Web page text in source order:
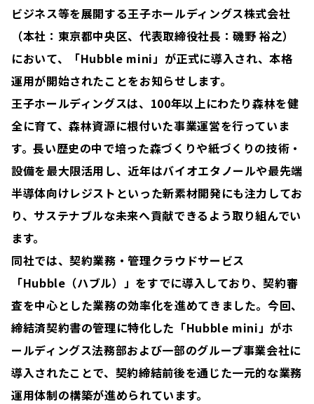
ビジネス等を展開する王子ホールディングス株式会社
（本社：東京都中央区、代表取締役社長：磯野 裕之）
において、「Hubble mini」が正式に導入され、本格
運用が開始されたことをお知らせします。
王子ホールディングスは、100年以上にわたり森林を健
全に育て、森林資源に根付いた事業運営を行っていま
す。長い歴史の中で培った森づくりや紙づくりの技術・
設備を最大限活用し、近年はバイオエタノールや最先端
半導体向けレジストといった新素材開発にも注力してお
り、サステナブルな未来へ貢献できるよう取り組んでい
ます。
同社では、契約業務・管理クラウドサービス
「Hubble（ハブル）」をすでに導入しており、契約審
査を中心とした業務の効率化を進めてきました。今回、
締結済契約書の管理に特化した「Hubble mini」がホ
ールディングス法務部および一部のグループ事業会社に
導入されたことで、契約締結前後を通じた一元的な業務
運用体制の構築が進められています。